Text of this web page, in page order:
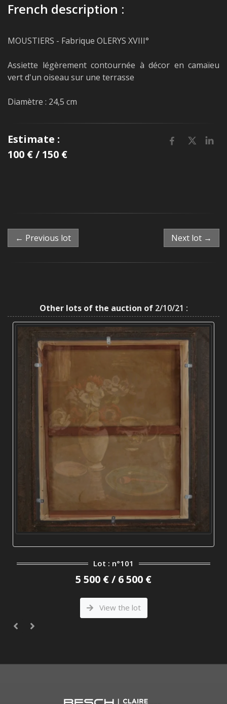
French description :
MOUSTIERS - Fabrique OLERYS XVIII°
Assiette légèrement contournée à décor en camaïeu
vert d'un oiseau sur une terrasse
Diamètre : 24,5 cm
Estimate :
100 € / 150 €
← Previous lot Next lot →
Other lots of the auction of2/10/21 :
Lot : n°101
5 500 € / 6 500 €
View the lot